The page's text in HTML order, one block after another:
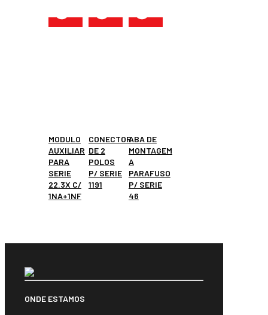
MODULO
AUXILIAR
PARA
SERIE
22.3X C/
1NA+1NF
CONECTOR
DE 2
POLOS
P/ SERIE
1191
ABA DE
MONTAGEM
A
PARAFUSO
P/ SERIE
46
ONDE ESTAMOS